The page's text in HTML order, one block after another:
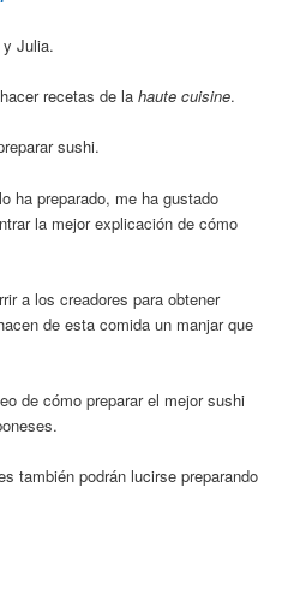
y Julia.
recetas de lahaute cuisine.
sushi.
ha preparado, me ha gustado
la mejor explicación de cómo
a los creadores para obtener
de esta comida un manjar que
de cómo preparar el mejor sushi
también podrán lucirse preparando